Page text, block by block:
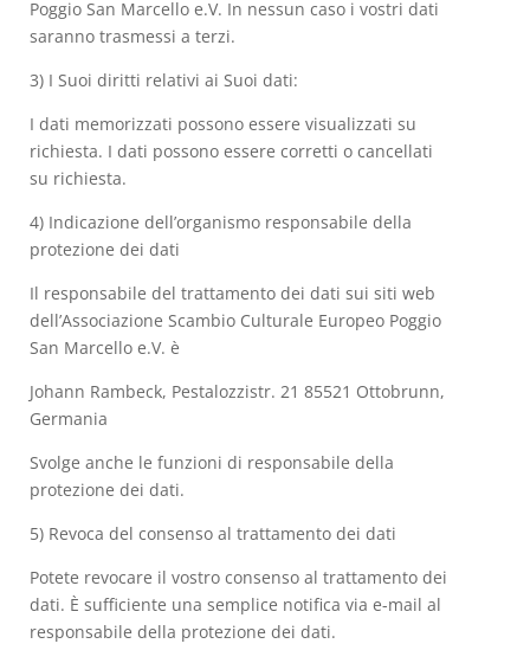
Poggio San Marcello e.V. In nessun caso i vostri dati
saranno trasmessi a terzi.
3) I Suoi diritti relativi ai Suoi dati:
I dati memorizzati possono essere visualizzati su
richiesta. I dati possono essere corretti o cancellati
su richiesta.
4) Indicazione dell’organismo responsabile della
protezione dei dati
Il responsabile del trattamento dei dati sui siti web
dell’Associazione Scambio Culturale Europeo Poggio
San Marcello e.V. è
Johann Rambeck, Pestalozzistr. 21 85521 Ottobrunn,
Germania
Svolge anche le funzioni di responsabile della
protezione dei dati.
5) Revoca del consenso al trattamento dei dati
Potete revocare il vostro consenso al trattamento dei
dati. È sufficiente una semplice notifica via e-mail al
responsabile della protezione dei dati.